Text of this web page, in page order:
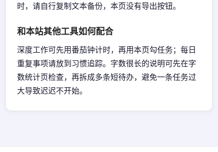
时，请自行复制文本备份，本页没有导出按钮。
和本站其他工具如何配合
深度工作可先用番茄钟计时，再用本页勾任务；每日
重复事项请放到习惯追踪。字数很长的说明可先在字
数统计页检查，再拆成多条短待办，避免一条任务过
大导致迟迟不开始。